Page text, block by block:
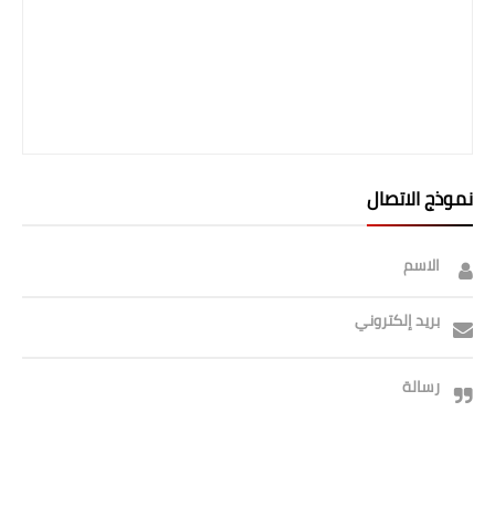
نموذج الاتصال
الاسم
بريد إلكتروني
رسالة